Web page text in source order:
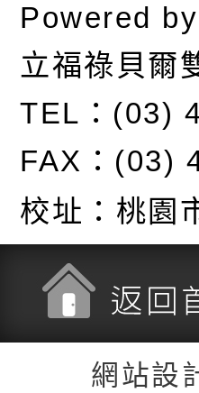
Powered by
立福祿貝爾
TEL：(03)
FAX：(03)
校址： 桃園
返回首頁網站設